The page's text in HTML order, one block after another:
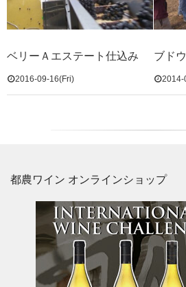
ベリーＡエステート仕込み
2016-09-16(Fri)
ブド
2014-
都農ワイン オンラインショップ